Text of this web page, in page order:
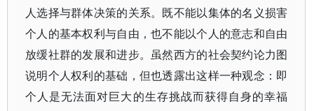
人选择与群体决策的关系。既不能以集体的名义损害
个人的基本权利与自由，也不能以个人的意志和自由
放缓社群的发展和进步。虽然西方的社会契约论力图
说明个人权利的基础，但也透露出这样一种观念：即
个人是无法面对巨大的生存挑战而获得自身的幸福